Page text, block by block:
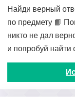
Найди верный
по предмету 📙
никто не дал
и попробуй найти